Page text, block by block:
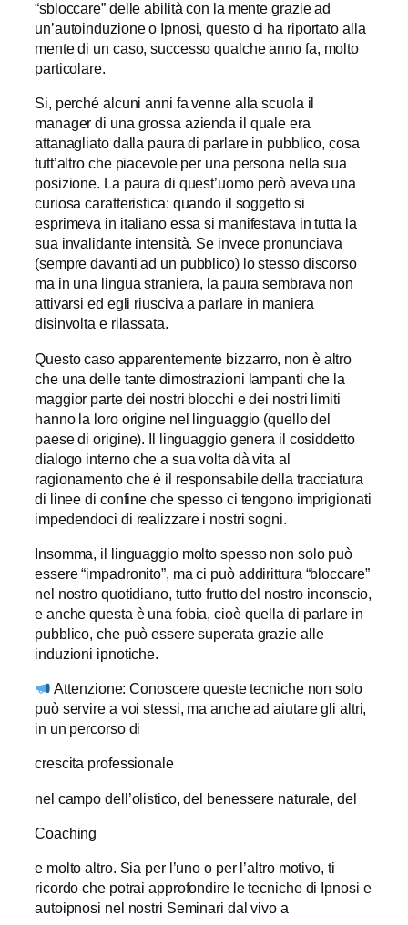
“sbloccare” delle abilità con la mente grazie ad
un’autoinduzione o Ipnosi, questo ci ha riportato alla
mente di un caso, successo qualche anno fa, molto
particolare.
Si, perché alcuni anni fa venne alla scuola il
manager di una grossa azienda il quale era
attanagliato dalla paura di parlare in pubblico, cosa
tutt’altro che piacevole per una persona nella sua
posizione. La paura di quest’uomo però aveva una
curiosa caratteristica: quando il soggetto si
esprimeva in italiano essa si manifestava in tutta la
sua invalidante intensità. Se invece pronunciava
(sempre davanti ad un pubblico) lo stesso discorso
ma in una lingua straniera, la paura sembrava non
attivarsi ed egli riusciva a parlare in maniera
disinvolta e rilassata.
Questo caso apparentemente bizzarro, non è altro
che una delle tante dimostrazioni lampanti che la
maggior parte dei nostri blocchi e dei nostri limiti
hanno la loro origine nel linguaggio (quello del
paese di origine). Il linguaggio genera il cosiddetto
dialogo interno che a sua volta dà vita al
ragionamento che è il responsabile della tracciatura
di linee di confine che spesso ci tengono imprigionati
impedendoci di realizzare i nostri sogni.
Insomma, il linguaggio molto spesso non solo può
essere “impadronito”, ma ci può addirittura “bloccare”
nel nostro quotidiano, tutto frutto del nostro inconscio,
e anche questa è una fobia, cioè quella di parlare in
pubblico, che può essere superata grazie alle
induzioni ipnotiche.
Attenzione: Conoscere queste tecniche non solo
può servire a voi stessi, ma anche ad aiutare gli altri,
in un percorso di
crescita professionale
nel campo dell’olistico, del benessere naturale, del
Coaching
e molto altro. Sia per l’uno o per l’altro motivo, ti
ricordo che potrai approfondire le tecniche di Ipnosi e
autoipnosi nel nostri Seminari dal vivo a